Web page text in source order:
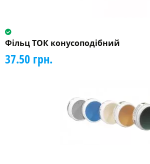
Фільц ТОК конусоподібний
37.50 грн.